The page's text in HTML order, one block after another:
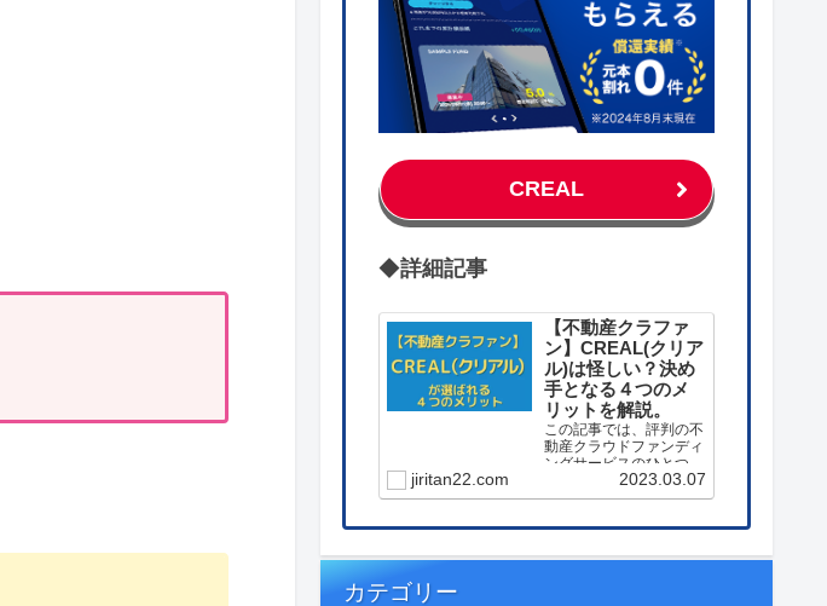
CREAL
◆詳細記事
【不動産クラファ
ン】CREAL(クリア
ル)は怪しい？決め
手となる４つのメ
リットを解説。
この記事では、評判の不
動産クラウドファンディ
ングサービスのひとつ
【CREAL(クリアル)】に
投資する決め手となった
ています。
jiritan22.com 2023.03.07
カテゴリー